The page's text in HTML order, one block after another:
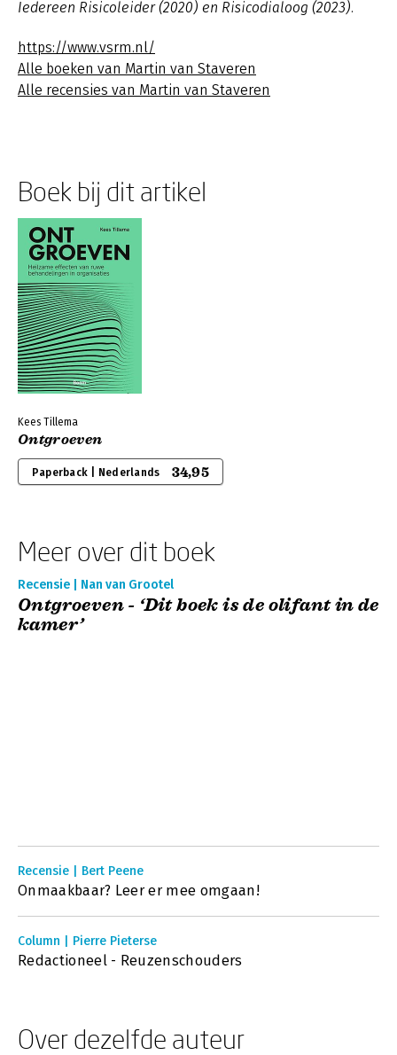
Iedereen Risicoleider (2020) en Risicodialoog (2023).
https://www.vsrm.nl/
Alle boeken van Martin van Staveren
Alle recensies van Martin van Staveren
Boek bij dit artikel
Kees Tillema
Ontgroeven
Paperback | Nederlands 34,95
Meer over dit boek
Recensie | Nan van Grootel
Ontgroeven - ‘Dit boek is de olifant in de
kamer’
Recensie | Bert Peene
Onmaakbaar? Leer er mee omgaan!
Column | Pierre Pieterse
Redactioneel - Reuzenschouders
Over dezelfde auteur